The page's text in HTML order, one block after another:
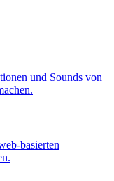
und Sounds von
basierten